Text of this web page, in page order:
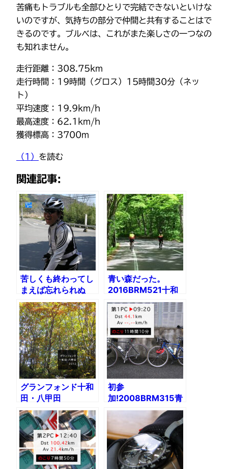
苦痛もトラブルも全部ひとりで完結できないといけな
いのですが、気持ちの部分で仲間と共有することはで
きるのです。ブルべは、これがまた楽しさの一つなの
も知れません。
走行距離：308.75km
走行時間：19時間（グロス）15時間30分（ネッ
ト）
平均速度：19.9km/h
最高速度：62.1km/h
獲得標高：3700m
（1） を読む
関連記事:
苦しくも終わってし
まえば忘れられぬ
2009BRM411青葉
300（1）
青い森だった。
2016BRM521十和
田クラシック200
グランフォンド十和
田・八甲田
2012（前編）
初参
加!2008BRM315青
葉200（1）